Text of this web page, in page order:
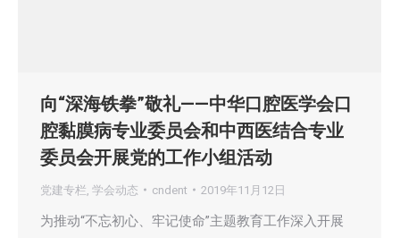
向“深海铁拳”敬礼——中华口腔医学会口
腔黏膜病专业委员会和中西医结合专业
委员会开展党的工作小组活动
党建专栏 学会动态 cndent 2019年11月12日
为推动“不忘初心、牢记使命”主题教育工作深入开展